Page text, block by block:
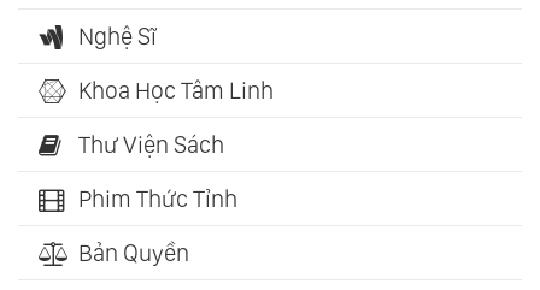
Nghệ Sĩ
Khoa Học Tâm Linh
Thư Viện Sách
Phim Thức Tỉnh
Bản Quyền